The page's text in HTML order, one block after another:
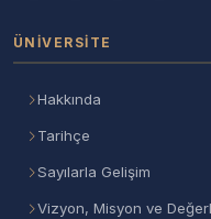
ÜNIVERSITE
Hakkında
Tarihçe
Sayılarla Gelişim
Vizyon, Misyon ve